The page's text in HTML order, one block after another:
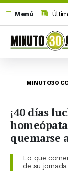
Menú
MINUTO30
¡40 días
quemarse
Lo que
de su